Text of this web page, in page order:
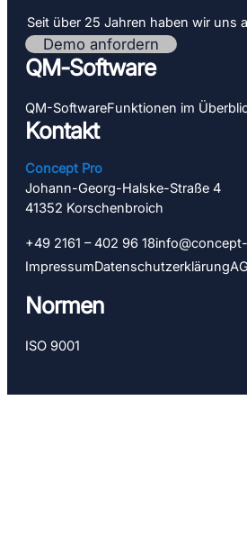
Seit über 25 Jahren haben wir uns
Demo anfordern
QM-Software
QM-SoftwareFunktionen im
Kontakt
Concept Pro
Johann-Georg-Halske-Straße 4
41352 Korschen­­broich
+49 2161 – 402 96 18
ImpressumDatenschutz­­erklärung
Normen
ISO 9001